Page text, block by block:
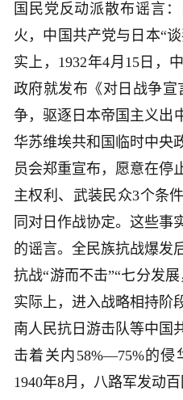
国民党反动派散布谣言
火，中国共产党与日本“
实上，1932年4月15日，
政府就发布《对日战争宣
争，驱逐日本帝国主义出
华苏维埃共和国临时中央
员会郑重宣布，愿意在停
主权利、武装民众3个条
同对日作战协定。这些事
的谣言。全民族抗战爆发
抗战“游而不击”“七分发
实际上，进入战略相持阶
南人民抗日游击队等中国
击着关内58%—75%的侵
1940年8月，八路军发动